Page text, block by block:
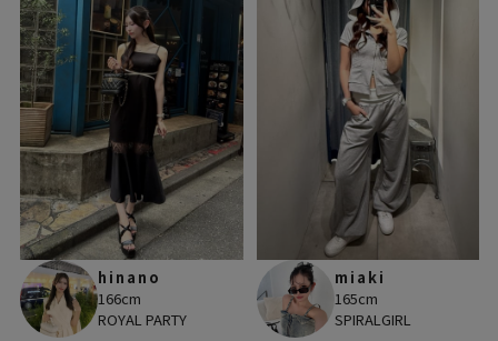
hinano
166cm
ROYAL PARTY
miaki
165cm
SPIRALGIRL